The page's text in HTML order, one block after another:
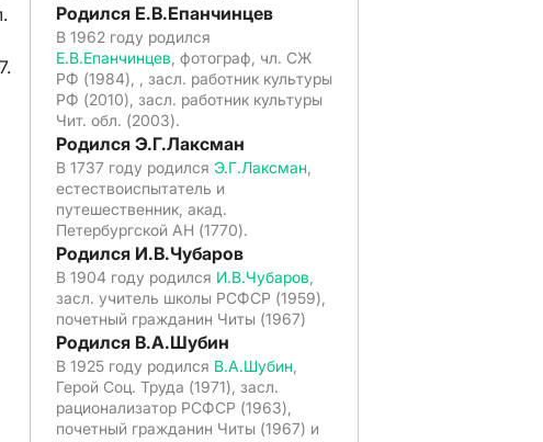
Родился Е.В.Епанчинцев
В 1962 году родился
Е.В.Епанчинцев , фотограф, чл. СЖ
РФ (1984), , засл. работник культуры
РФ (2010), засл. работник культуры
Чит. обл. (2003).
Родился Э.Г.Лаксман
В 1737 году родился Э.Г.Лаксман
естествоиспытатель и
путешественник, акад.
Петербургской АН (1770).
Родился И.В.Чубаров
В 1904 году родился И.В.Чубаров
засл. учитель школы РСФСР (1959),
почетный гражданин Читы (1967)
Родился В.А.Шубин
В 1925 году родился В.А.Шубин
Герой Соц. Труда (1971), засл.
рационализатор РСФСР (1963),
почетный гражданин Читы (1967) и